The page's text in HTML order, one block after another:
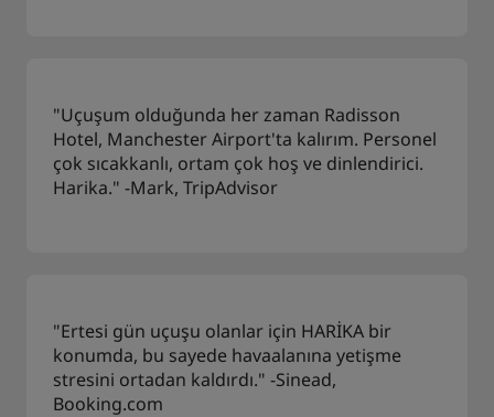
"Uçuşum olduğunda her zaman Radisson
Hotel, Manchester Airport'ta kalırım. Personel
çok sıcakkanlı, ortam çok hoş ve dinlendirici.
Harika." -Mark, TripAdvisor
"Ertesi gün uçuşu olanlar için HARİKA bir
konumda, bu sayede havaalanına yetişme
stresini ortadan kaldırdı." -Sinead,
Booking.com